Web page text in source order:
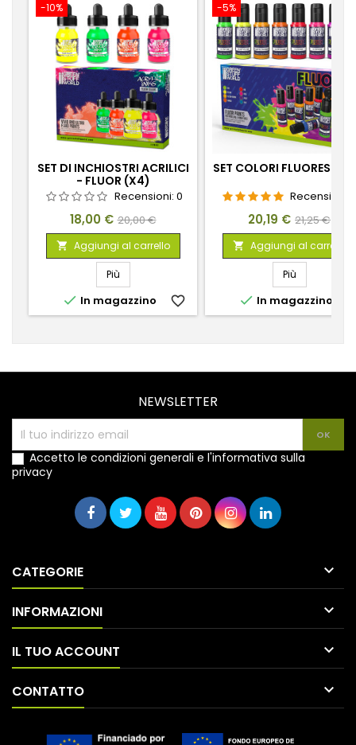
-10%
SET DI INCHIOSTRI ACRILICI
- FLUOR (X4)
Recensioni: 0
Prezzo
18,00 € Prezzo
base
20,00 €
 Aggiungi al carrello
Più
 In magazzino favorite_border
-5%
SET COLORI
Recensioni:
Prezzo
20,19 € Prezzo
base
21,25 €
 Aggiungi al carrello
Più
 In magazzino
NEWSLETTER
Accetto le condizioni generali e l'informativa sulla
privacy
CATEGORIE 
INFORMAZIONI 
IL TUO ACCOUNT 
CONTATTO 